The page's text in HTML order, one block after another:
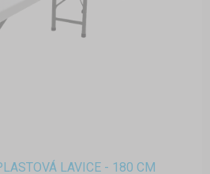
LAVICE - 180 CM